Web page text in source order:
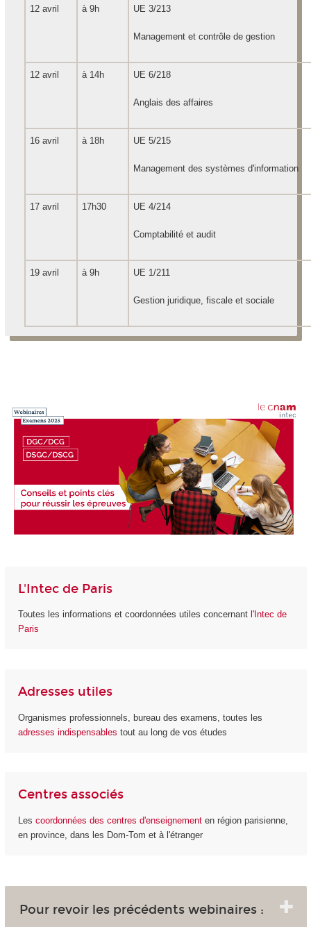
12 avril à 9h UE 3/213
Management et contrôle de gestion
12 avril à 14h UE 6/218
Anglais des affaires
16 avril à 18h UE 5/215
Management des systèmes d'information
17 avril 17h30 UE 4/214
Comptabilité et audit
19 avril à 9h UE 1/211
Gestion juridique, fiscale et sociale
L'Intec de Paris
Toutes les informations et coordonnées utiles concernant l'Intec de
Paris
Adresses utiles
Organismes professionnels, bureau des examens, toutes les
adresses indispensables tout au long de vos études
Centres associés
Les coordonnées des centres d'enseignement en région parisienne,
en province, dans les Dom-Tom et à l'étranger
Pour revoir les précédents webinaires :